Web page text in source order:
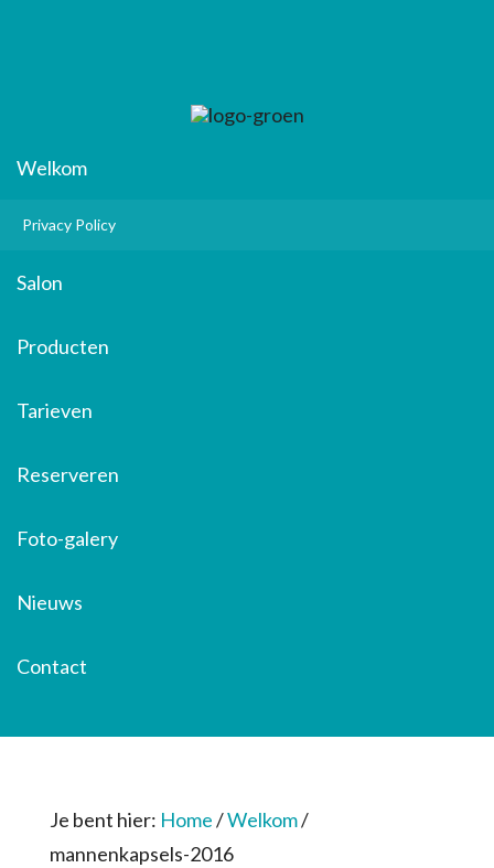
Welkom
Privacy Policy
Salon
Producten
Tarieven
Reserveren
Foto-galery
Nieuws
Contact
Je bent hier: Home/Welkom/
mannenkapsels-2016